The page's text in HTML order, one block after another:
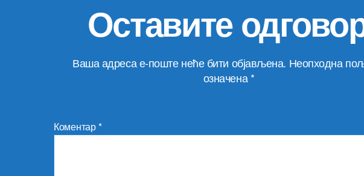
Оставите
Ваша адреса е-поште неће бити објављена. Неопходна
означена *
Коментар*